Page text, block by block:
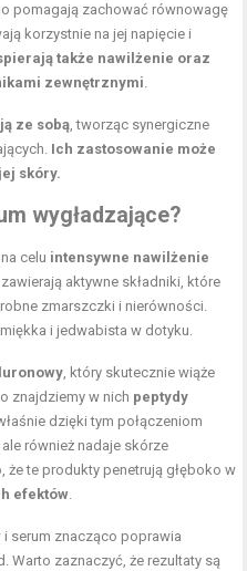
pomagają zachować równowagę
korzystnie na jej napięcie i
także nawilżenie oraz
zewnętrznymi.
ze sobą, tworząc synergiczne
Ich zastosowanie może
skóry.
wygładzające?
celu intensywne nawilżenie
aktywne składniki, które
zmarszczki i nierówności.
i jedwabista w dotyku.
, który skutecznie wiąże
znajdziemy w nich peptydy
dzięki tym połączeniom
również nadaje skórze
że te produkty penetrują głęboko w
efektów.
serum znacząco poprawia
Warto zaznaczyć, że rezultaty są